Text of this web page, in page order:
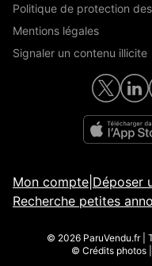
Politique de protection
Mentions légales
Signaler un contenu illicite
Mon compte Déposer
Recherche petites
© 2026 ParuVendu.fr |
© Crédits photos